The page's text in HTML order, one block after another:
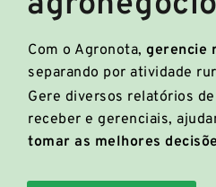
Com o Agronota,gerencie
separando por atividade
Gere diversos relatórios
receber e gerenciais,
tomar as melhores